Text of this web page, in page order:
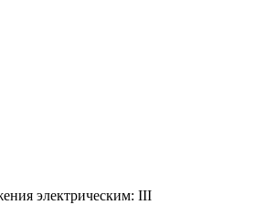
электрическим: III